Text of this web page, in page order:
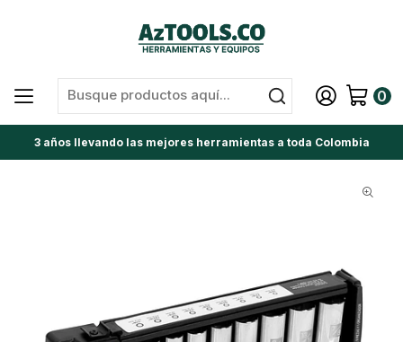
0
3 años llevando las mejores herramientas a toda Colombia